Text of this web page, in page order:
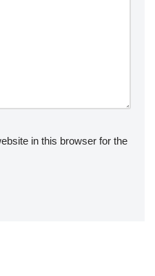
in this browser for the